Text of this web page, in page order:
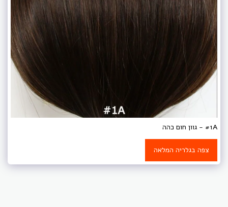
#1A - גוון חום כהה
צפה בגלריה המלאה